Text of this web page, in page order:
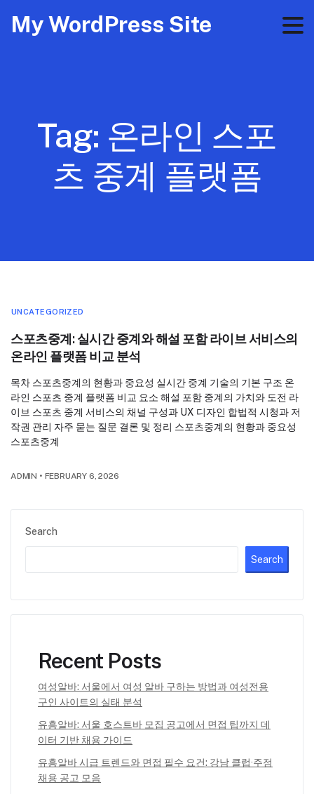
My WordPress Site
Tag: 온라인 스포
츠 중계 플랫폼
Search
Search
Recent Posts
여성알바: 서울에서 여성 알바 구하는 방법과 여성전용
구인 사이트의 실태 분석
유흥알바: 서울 호스트바 모집 공고에서 면접 팁까지 데
이터 기반 채용 가이드
유흥알바 시급 트렌드와 면접 필수 요건: 강남 클럽·주점
채용 공고 모음
UNCATEGORIZED
스포츠중계: 실시간 중계와 해설 포함 라이브 서비스의
온라인 플랫폼 비교 분석
목차 스포츠중계의 현황과 중요성 실시간 중계 기술의 기본 구조 온
라인 스포츠 중계 플랫폼 비교 요소 해설 포함 중계의 가치와 도전 라
이브 스포츠 중계 서비스의 채널 구성과 UX 디자인 합법적 시청과 저
작권 관리 자주 묻는 질문 결론 및 정리 스포츠중계의 현황과 중요성
스포츠중계
ADMIN • FEBRUARY 6, 2026